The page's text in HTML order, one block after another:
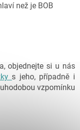
než je BOB
objednejte si u nás
s jeho, případně i
vzpomínku